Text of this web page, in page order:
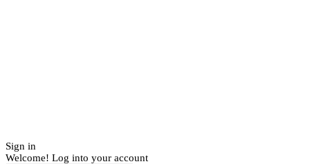
Sign in
Welcome! Log into your account